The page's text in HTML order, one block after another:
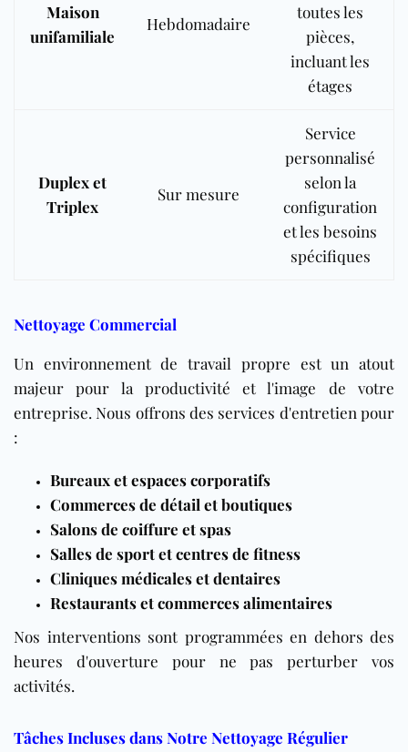
Maison
unifamiliale
Hebdomadaire
toutes les
pièces,
incluant les
étages
Duplex et
Triplex
Sur mesure
Service
personnalisé
selon la
configuration
et les besoins
spécifiques
Nettoyage Commercial
Un environnement de travail propre est un atout
majeur pour la productivité et l'image de votre
entreprise. Nous offrons des services d'entretien pour
:
Bureaux et espaces corporatifs
Commerces de détail et boutiques
Salons de coiffure et spas
Salles de sport et centres de fitness
Cliniques médicales et dentaires
Restaurants et commerces alimentaires
Nos interventions sont programmées en dehors des
heures d'ouverture pour ne pas perturber vos
activités.
Tâches Incluses dans Notre Nettoyage Régulier